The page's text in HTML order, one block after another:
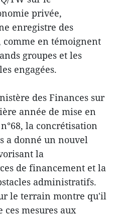
privée,
enregistre des
comme en témoignent
groupes et les
engagées.
des Finances sur
année de mise en
la concrétisation
a donné un nouvel
la
de financement et la
administratifs.
le terrain montre qu'il
ces mesures aux